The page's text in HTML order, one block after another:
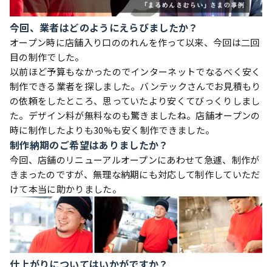
今回、業者はどのようにえらびましたか？
オープン時に店舗入り口ののれんを作って以来、今回は二回
目の制作でした。
以前ほど予算もなかったのでインターネットでなるべく安く
制作できる業者を探しました。バンテックさんでお見積もり
の依頼をしたところ、思っていたより安くてびっくりしまし
た。デザイン料が無料なのも驚きましたね。店舗オープンの
時に制作したよりも30%も安く制作できました。
制作納期のご希望はありましたか？
今回、店舗のリニューアルオープンにあわせて急遽、制作が
きまったのですが、無理な納期にも対応して制作していただ
けて本当に助かりました。
仕上がりについてはいかがですか？